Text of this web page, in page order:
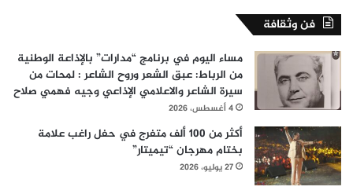
فن وثقافة
مساء اليوم في برنامج “مدارات” بالإذاعة الوطنية
من الرباط: عبق الشعر وروح الشاعر : لمحات من
سيرة الشاعر والاعلامي الإذاعي وجيه فهمي صلاح
4 أغسطس، 2026
أكثر من 100 ألف متفرج في حفل راغب علامة
بختام مهرجان “تيميتار”
27 يوليو، 2026